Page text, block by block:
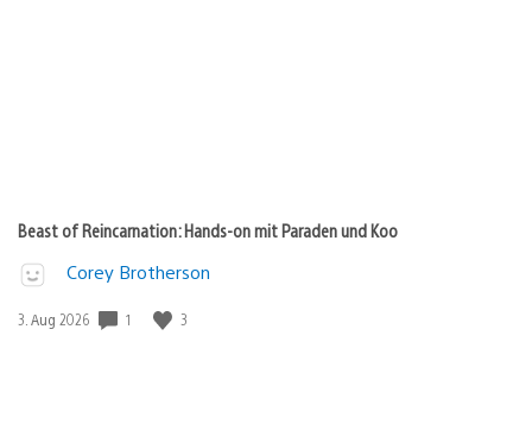
Beast of Reincarnation: Hands-on mit Paraden und Koo
Corey Brotherson
Veröffentlichungsdatum:
3. Aug 2026 1 3